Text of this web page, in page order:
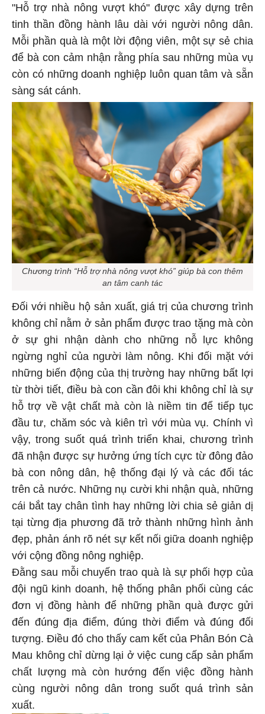
"Hỗ trợ nhà nông vượt khó" được xây dựng trên
tinh thần đồng hành lâu dài với người nông dân.
Mỗi phần quà là một lời động viên, một sự sẻ chia
để bà con cảm nhận rằng phía sau những mùa vụ
còn có những doanh nghiệp luôn quan tâm và sẵn
sàng sát cánh.
Chương trình “Hỗ trợ nhà nông vượt khó” giúp bà con thêm
an tâm canh tác
Đối với nhiều hộ sản xuất, giá trị của chương trình
không chỉ nằm ở sản phẩm được trao tặng mà còn
ở sự ghi nhận dành cho những nỗ lực không
ngừng nghỉ của người làm nông. Khi đối mặt với
những biến động của thị trường hay những bất lợi
từ thời tiết, điều bà con cần đôi khi không chỉ là sự
hỗ trợ về vật chất mà còn là niềm tin để tiếp tục
đầu tư, chăm sóc và kiên trì với mùa vụ. Chính vì
vậy, trong suốt quá trình triển khai, chương trình
đã nhận được sự hưởng ứng tích cực từ đông đảo
bà con nông dân, hệ thống đại lý và các đối tác
trên cả nước. Những nụ cười khi nhận quà, những
cái bắt tay chân tình hay những lời chia sẻ giản dị
tại từng địa phương đã trở thành những hình ảnh
đẹp, phản ánh rõ nét sự kết nối giữa doanh nghiệp
với cộng đồng nông nghiệp.
Đằng sau mỗi chuyến trao quà là sự phối hợp của
đội ngũ kinh doanh, hệ thống phân phối cùng các
đơn vị đồng hành để những phần quà được gửi
đến đúng địa điểm, đúng thời điểm và đúng đối
tượng. Điều đó cho thấy cam kết của Phân Bón Cà
Mau không chỉ dừng lại ở việc cung cấp sản phẩm
chất lượng mà còn hướng đến việc đồng hành
cùng người nông dân trong suốt quá trình sản
xuất.